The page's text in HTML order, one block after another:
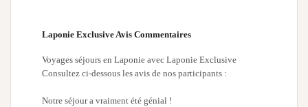
Laponie Exclusive Avis Commentaires
Voyages séjours en Laponie avec Laponie Exclusive
Consultez ci-dessous les avis de nos participants :
Notre séjour a vraiment été génial !